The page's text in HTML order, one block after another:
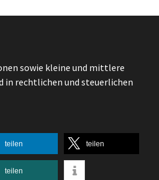
sowie kleine und mittlere
in rechtlichen und steuerlichen
teilen teilen
teilen